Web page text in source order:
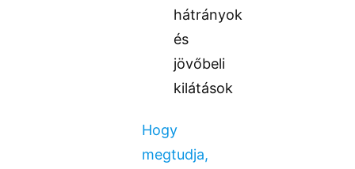
hátrányok
és
jövőbeli
kilátások
Hogy
megtudja,